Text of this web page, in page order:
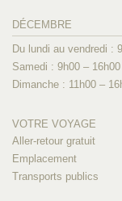
DÉCEMBRE
Du lundi au vendredi :
Samedi : 9h00 – 16h00
Dimanche : 11h00 –
VOTRE VOYAGE
Aller-retour gratuit
Emplacement
Transports publics